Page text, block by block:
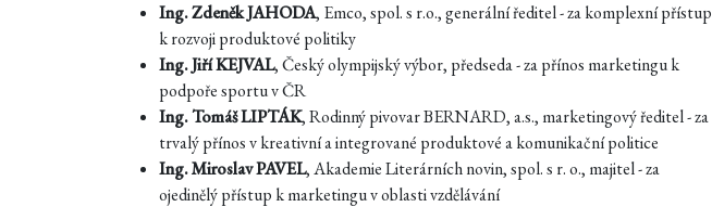
Ing. Zdeněk JAHODA, Emco, spol. s r.o., generální ředitel - za komplexní přístup
k rozvoji produktové politiky
Ing. Jiří KEJVAL, Český olympijský výbor, předseda - za přínos marketingu k
podpoře sportu v ČR
Ing. Tomáš LIPTÁK, Rodinný pivovar BERNARD, a.s., marketingový ředitel - za
trvalý přínos v kreativní a integrované produktové a komunikační politice
Ing. Miroslav PAVEL, Akademie Literárních novin, spol. s r. o., majitel - za
ojedinělý přístup k marketingu v oblasti vzdělávání